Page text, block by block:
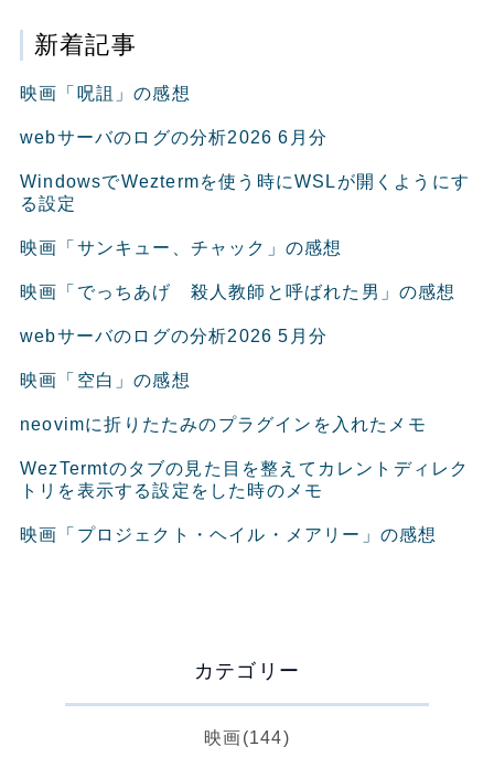
新着記事
映画「呪詛」の感想
webサーバのログの分析2026 6月分
WindowsでWeztermを使う時にWSLが開くようにす
る設定
映画「サンキュー、チャック」の感想
映画「でっちあげ 殺人教師と呼ばれた男」の感想
webサーバのログの分析2026 5月分
映画「空白」の感想
neovimに折りたたみのプラグインを入れたメモ
WezTermtのタブの見た目を整えてカレントディレク
トリを表示する設定をした時のメモ
映画「プロジェクト・ヘイル・メアリー」の感想
カテゴリー
映画(144)